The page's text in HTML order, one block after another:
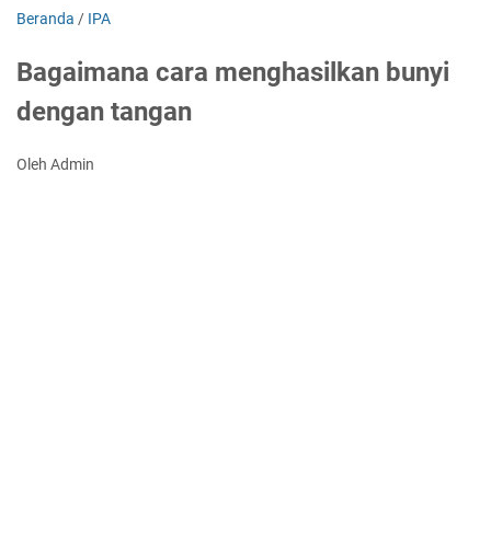
Beranda / IPA
Bagaimana cara menghasilkan bunyi
dengan tangan
Oleh Admin